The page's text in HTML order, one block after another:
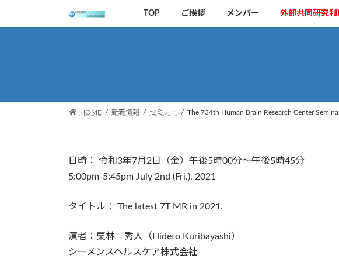
the
the
TOP ご挨拶 メンバー 外部共同研究利
HOME 新着情報 セミナー The 734th Human Brain Research Center
日時： 令和3年7月2日（金）午後5時00分～午後5時45分
5:00pm-5:45pm July 2nd (Fri.), 2021
タイトル： The latest 7T MR in 2021.
演者：栗林 秀人（Hideto Kuribayashi）
シーメンスヘルスケア株式会社